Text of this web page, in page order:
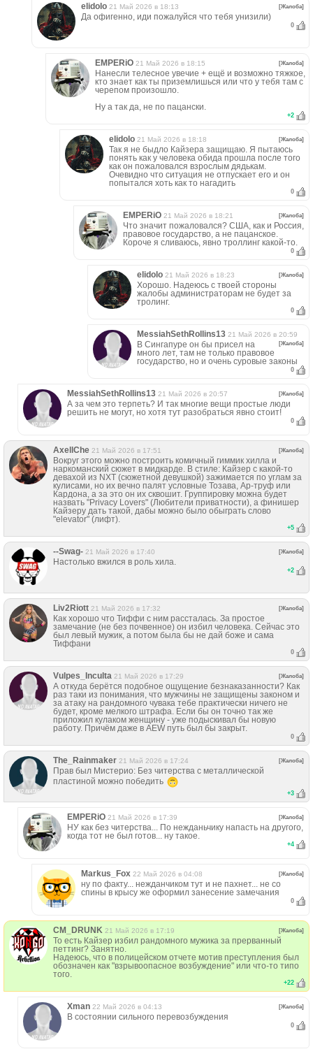
elidolo 21 Май 2026 в 18:13 [Жалоба]
Да офигенно, иди пожалуйся что тебя унизили)
0
EMPERiO 21 Май 2026 в 18:15 [Жалоба]
Нанесли телесное увечие + ещё и возможно тяжкое,
кто знает как ты приземлишься или что у тебя там с
черепом произошло.
Ну а так да, не по пацански.
+2
elidolo 21 Май 2026 в 18:18 [Жалоба]
Так я не быдло Кайзера защищаю. Я пытаюсь
понять как у человека обида прошла после того
как он пожаловался взрослым дядькам.
Очевидно что ситуация не отпускает его и он
попытался хоть как то нагадить
0
EMPERiO 21 Май 2026 в 18:21 [Жалоба]
Что значит пожаловался? США, как и Россия,
правовое государство, а не пацанское.
Короче я сливаюсь, явно троллинг какой-то.
0
elidolo 21 Май 2026 в 18:23 [Жалоба]
Хорошо. Надеюсь с твоей стороны
жалобы администраторам не будет за
тролинг.
0
MessiahSethRollins13 21 Май 2026 в 20:59
[Жалоба]
В Сингапуре он бы присел на
много лет, там не только правовое
государство, но и очень суровые законы
0
MessiahSethRollins13 21 Май 2026 в 20:57 [Жалоба]
А за чем это терпеть? И так многие вещи простые люди
решить не могут, но хотя тут разобраться явно стоит!
0
AxellChe 21 Май 2026 в 17:51 [Жалоба]
Вокруг этого можно построить комичный гиммик хилла и
наркоманский сюжет в мидкарде. В стиле: Кайзер с какой-то
девахой из NXT (сюжетной девушкой) зажимается по углам за
кулисами, но их вечно палят условные Тозава, Ар-труф или
Кардона, а за это он их сквошит. Группировку можна будет
назвать "Privacy Lovers" (Любители приватности), а финишер
Кайзеру дать такой, дабы можно было обыграть слово
"elevator" (лифт).
+5
--Swag- 21 Май 2026 в 17:40 [Жалоба]
Настолько вжился в роль хила.
+2
Liv2Riott 21 Май 2026 в 17:32 [Жалоба]
Как хорошо что Тиффи с ним рассталась. За простое
замечание (не без почвенное) он избил человека. Сейчас это
был левый мужик, а потом была бы не дай боже и сама
Тиффани
0
Vulpes_Inculta 21 Май 2026 в 17:29 [Жалоба]
А откуда берётся подобное ощущение безнаказанности? Как
раз таки из понимания, что мужчины не защищены законом и
за атаку на рандомного чувака тебе практически ничего не
будет, кроме мелкого штрафа. Если бы он точно так же
приложил кулаком женщину - уже подыскивал бы новую
работу. Причём даже в AEW путь был бы закрыт.
0
The_Rainmaker 21 Май 2026 в 17:24 [Жалоба]
Прав был Мистерио: Без читерства с металлической
пластиной можно победить
+3
EMPERiO 21 Май 2026 в 17:39 [Жалоба]
НУ как без читерства... По нежданьчику напасть на другого,
когда тот не был готов... ну такое.
+4
Markus_Fox 22 Май 2026 в 04:08 [Жалоба]
ну по факту... нежданчиком тут и не пахнет... не со
спины в крысу же оформил занесение замечания
0
CM_DRUNK 21 Май 2026 в 17:19 [Жалоба]
То есть Кайзер избил рандомного мужика за прерванный
петтинг? Занятно.
Надеюсь, что в полицейском отчете мотив преступления был
обозначен как "взрывоопасное возбуждение" или что-то типо
того.
+22
Xman 22 Май 2026 в 04:13 [Жалоба]
В состоянии сильного перевозбуждения
0